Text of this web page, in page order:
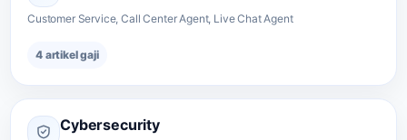
Customer Service, Call Center Agent, Live Chat Agent
4 artikel gaji
Cybersecurity